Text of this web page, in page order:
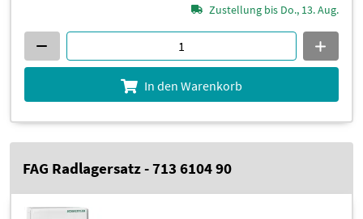
Zustellung bis Do., 13. Aug.
In den Warenkorb
FAG Radlagersatz - 713 6104 90